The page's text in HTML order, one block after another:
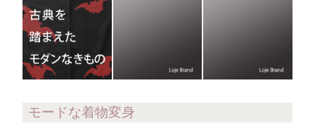
モードな着物変身